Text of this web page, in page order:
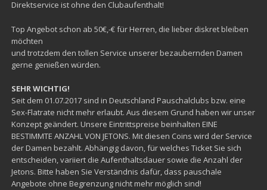
Direktservice ist ohne den Clubaufenthalt!
Top Angebot schon ab 50€,-€ für Herren, die lieber diskret bleiben
möchten
und trotzdem den tollen Service unserer bezaubernden Damen
gerne genießen würden.
SEHR WICHTIG!
Seit dem 01.07.2017 sind in Deutschland Pauschalclubs bzw. eine
Sex-Flatrate nicht mehr erlaubt. Aus diesem Grund haben wir unser
Konzept geändert. Unsere Eintrittspreise beinhalten EINE
BESTIMMTE ANZAHL VON JETONS. Mit diesen Coins wird der Service
der Damen bezahlt. Abhängig davon, für welches Ticket Sie sich
entscheiden, variiert die Aufenthaltsdauer sowie die Anzahl der
Jetons. Bitte haben Sie Verständnis dafür, dass pauschale
Angebote ohne Begrenzung nicht mehr möglich sind!